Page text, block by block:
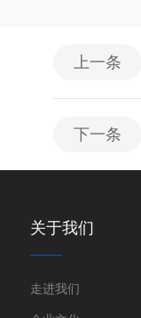
上一条
下一条
关于我们
走进我们